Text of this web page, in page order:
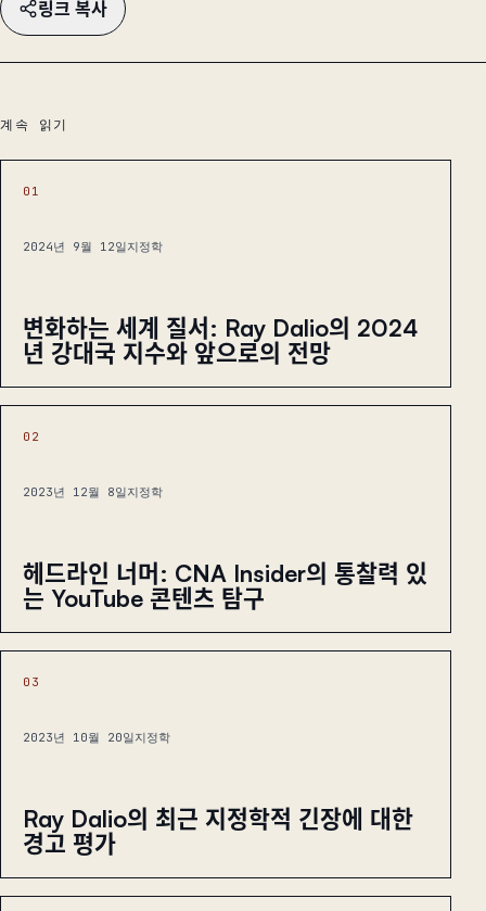
링크 복사
계속 읽기
01
2024년 9월 12일지정학
변화하는 세계 질서: Ray Dalio의 2024
년 강대국 지수와 앞으로의 전망
02
2023년 12월 8일지정학
헤드라인 너머: CNA Insider의 통찰력 있
는 YouTube 콘텐츠 탐구
03
2023년 10월 20일지정학
Ray Dalio의 최근 지정학적 긴장에 대한
경고 평가